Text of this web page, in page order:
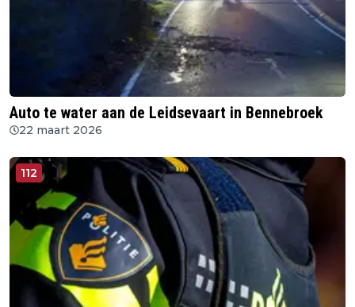
Auto te water aan de Leidsevaart in Bennebroek
22 maart 2026
112